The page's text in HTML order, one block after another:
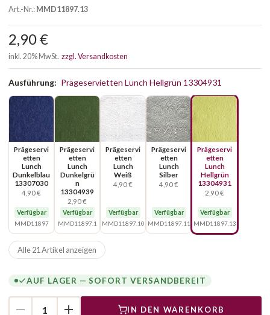
Art.-Nr.:MMD11897.13
2,90 €
inkl. 20% MwSt. zzgl. Versandkosten
Ausführung: Prägeservietten Lunch Hellgrün 13304931
Prägeservi
etten
Lunch
Dunkelblau
13307030
4,90 €
Verfügbar
MMD11897
Prägeservi
etten
Lunch
Dunkelgrü
n
13304939
2,90 €
Verfügbar
MMD11897.1
Prägeservi
etten
Lunch
Weiß
4,90 €
Verfügbar
MMD11897.10
Prägeservi
etten
Lunch
Silber
4,90 €
Verfügbar
MMD11897.11
Prägeservi
etten
Lunch
Hellgrün
13304931
2,90 €
Verfügbar
MMD11897.13
Alle 21 Artikel anzeigen
AUF LAGER — SOFORT VERSANDBEREIT
IN DEN WARENKORB